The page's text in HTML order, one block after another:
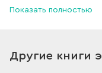
коли вищий світ був
Показать полностью
Другие книги